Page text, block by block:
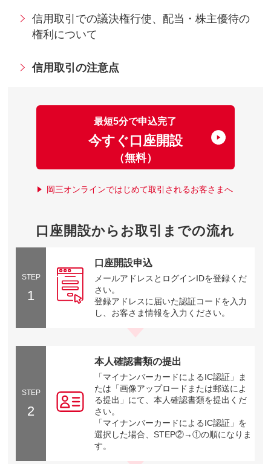
信用取引での議決権行使、配当・株主優待の
権利について
信用取引の注意点
最短5分で申込完了
今すぐ口座開設
（無料）
岡三オンラインではじめて取引されるお客さまへ
口座開設からお取引までの流れ
STEP
1
口座開設申込
メールアドレスとログインIDを登録くだ
さい。
登録アドレスに届いた認証コードを入力
し、お客さま情報を入力ください。
STEP
2
本人確認書類の提出
「マイナンバーカードによるIC認証」ま
たは「画像アップロードまたは郵送によ
る提出」にて、本人確認書類を提出くだ
さい。
「マイナンバーカードによるIC認証」を
選択した場合、STEP②→①の順になりま
す。